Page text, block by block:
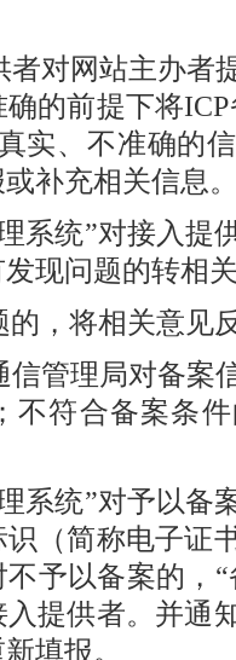
者对网站主办者
的前提下将
实、不准确的
补充相关信息
系统”对接入
现问题的转相
的，将相关意见
信管理局对备案
不符合备案条
系统”对予以
（简称电子证
予以备案的，
提供者。并通
填报。